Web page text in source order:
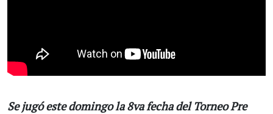
Se jugó este domingo la 8va fecha del Torneo Pre